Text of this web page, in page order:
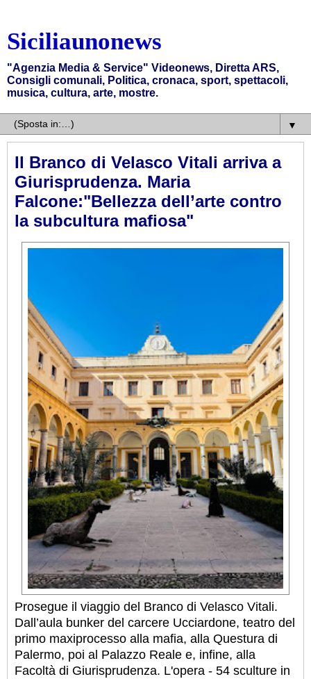
Siciliaunonews
"Agenzia Media & Service" Videonews, Diretta ARS,
Consigli comunali, Politica, cronaca, sport, spettacoli,
musica, cultura, arte, mostre.
▼
Il Branco di Velasco Vitali arriva a
Giurisprudenza. Maria
Falcone:"Bellezza dell’arte contro
la subcultura mafiosa"
Prosegue il viaggio del Branco di Velasco Vitali.
Dall’aula bunker del carcere Ucciardone, teatro del
primo maxiprocesso alla mafia, alla Questura di
Palermo, poi al Palazzo Reale e, infine, alla
Facoltà di Giurisprudenza. L'opera - 54 sculture in